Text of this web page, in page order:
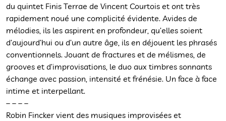
du quintet Finis Terrae de Vincent Courtois et ont très
rapidement noué une complicité évidente. Avides de
mélodies, ils les aspirent en profondeur, qu’elles soient
d’aujourd’hui ou d’un autre âge, ils en déjouent les phrasés
conventionnels. Jouant de fractures et de mélismes, de
grooves et d’improvisations, le duo aux timbres sonnants
échange avec passion, intensité et frénésie. Un face à face
intime et interpellant.
– – – –
Robin Fincker vient des musiques improvisées et